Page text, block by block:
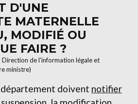
D'UNE
MATERNELLE
MODIFIÉ OU
FAIRE ?
Direction de l'information légale et
ministre)
département doivent notifier